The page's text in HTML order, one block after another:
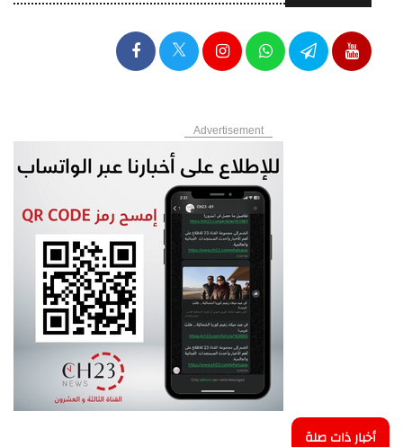
Advertisement
أخبار ذات صلة